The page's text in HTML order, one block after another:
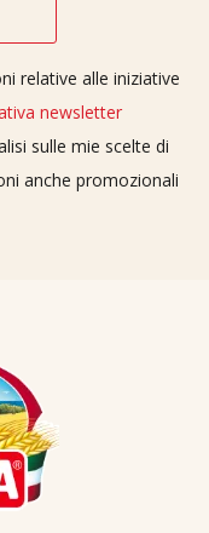
relative alle iniziative
newsletter
sulle mie scelte di
anche promozionali